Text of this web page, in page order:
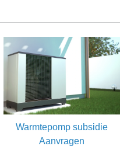
Warmtepomp subsidie
Aanvragen